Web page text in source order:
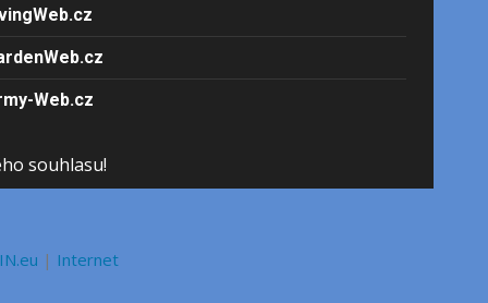
Web.cz
souhlasu!
| Internet